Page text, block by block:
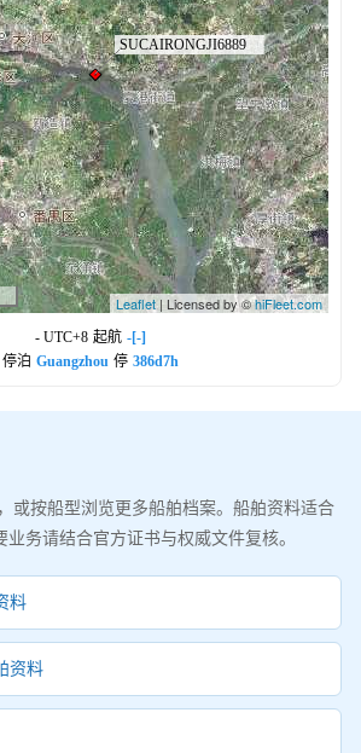
Leaflet| Licensed by ©hiFleet.com
- UTC+8 起航 -[-]
停泊 Guangzhou 停 386d7h
，或按船型浏览更多船舶档案。船舶资料适合
务请结合官方证书与权威文件复核。
料
资料